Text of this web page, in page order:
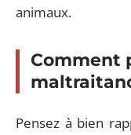
animaux.
Comment
Pensez à bien